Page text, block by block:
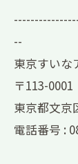
--
東京すいな
〒113-0001
東京都文京
電話番号 :